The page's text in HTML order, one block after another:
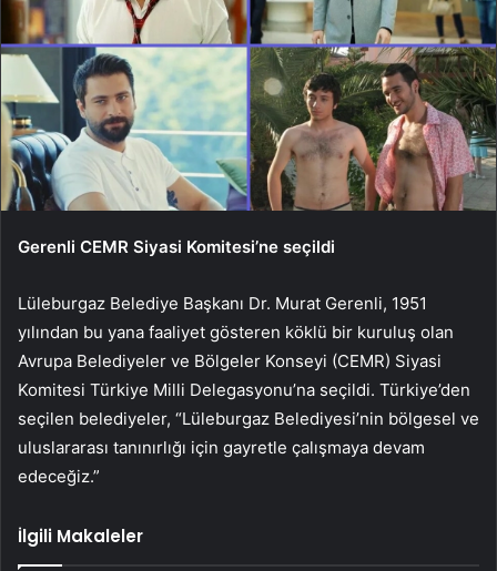
Gerenli CEMR Siyasi Komitesi’ne seçildi
Lüleburgaz Belediye Başkanı Dr. Murat Gerenli, 1951
yılından bu yana faaliyet gösteren köklü bir kuruluş olan
Avrupa Belediyeler ve Bölgeler Konseyi (CEMR) Siyasi
Komitesi Türkiye Milli Delegasyonu’na seçildi. Türkiye’den
seçilen belediyeler, “Lüleburgaz Belediyesi’nin bölgesel ve
uluslararası tanınırlığı için gayretle çalışmaya devam
edeceğiz.”
İlgili Makaleler